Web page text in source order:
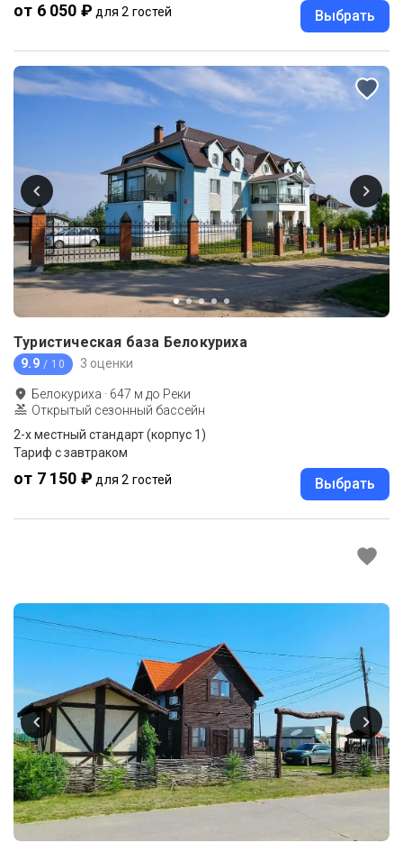
от 6 050 ₽ для 2 гостей Выбрать
Туристическая база Белокуриха
9.9 / 10 3 оценки
Белокуриха · 647 м до Реки
Открытый сезонный бассейн
2-x местный стандарт (корпус 1)
Тариф с завтраком
от 7 150 ₽ для 2 гостей Выбрать